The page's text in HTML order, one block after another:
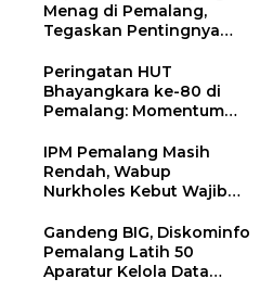
Menag di Pemalang,
Tegaskan Pentingnya
Nikah
Peringatan HUT
Bhayangkara ke-80 di
Pemalang: Momentum
Kamtibmas
IPM Pemalang Masih
Rendah, Wabup
Nurkholes Kebut Wajib
Gandeng BIG, Diskominfo
Pemalang Latih 50
Aparatur Kelola Data